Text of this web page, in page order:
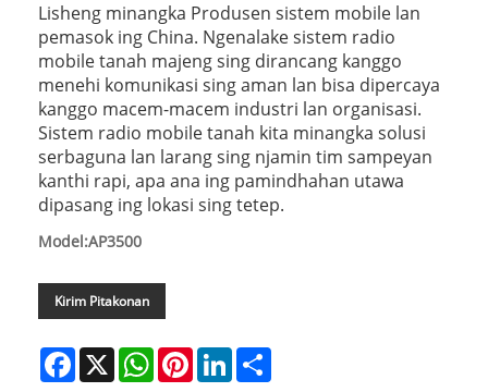
Lisheng minangka Produsen sistem mobile lan
pemasok ing China. Ngenalake sistem radio
mobile tanah majeng sing dirancang kanggo
menehi komunikasi sing aman lan bisa dipercaya
kanggo macem-macem industri lan organisasi.
Sistem radio mobile tanah kita minangka solusi
serbaguna lan larang sing njamin tim sampeyan
kanthi rapi, apa ana ing pamindhahan utawa
dipasang ing lokasi sing tetep.
Model:AP3500
Kirim Pitakonan
Facebook
X WhatsAppPinterestLinkedIn